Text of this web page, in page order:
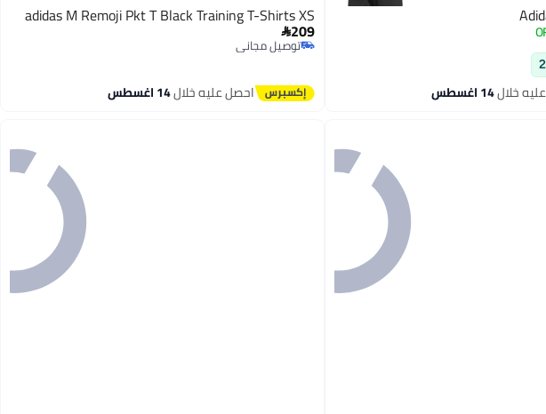
خلال14 اغسطس
adidas M Remoji Pkt T Black Training T-Shirts XS
209
توصيل مجاني
توصيل مجاني
احصل عليه خلال14 اغسطس